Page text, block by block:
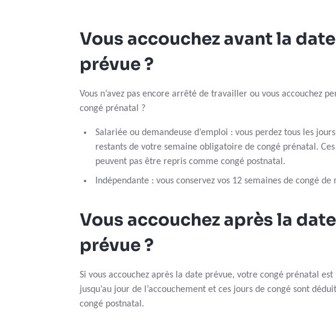
Vous accouchez avant la date
prévue ?
Vous n’avez pas encore arrêté de travailler ou vous accouchez
congé prénatal ?
Salariée ou demandeuse d’emploi : vous perdez tous les
restants de votre semaine obligatoire de congé prénatal.
peuvent pas être repris comme congé postnatal.
Indépendante : vous conservez vos 12 semaines de congé
Vous accouchez après la date
prévue ?
Si vous accouchez après la date prévue, votre congé prénatal
jusqu’au jour de l’accouchement et ces jours de congé sont
congé postnatal.